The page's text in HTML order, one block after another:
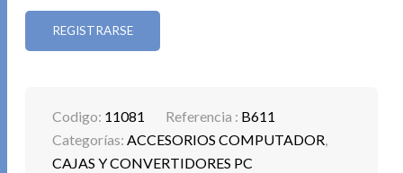
REGISTRARSE
Codigo: 11081 Referencia : B611
Categorías:ACCESORIOS COMPUTADOR,
CAJAS Y CONVERTIDORES PC